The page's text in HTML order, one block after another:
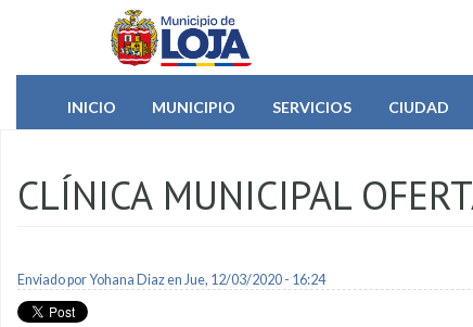
Pasar al contenido principal
INICIO
MUNICIPIO SERVICIOS CIUDAD
CLÍNICA MUNICIPAL
Enviado porYohana Diazen Jue, 12/03/2020 - 16:24